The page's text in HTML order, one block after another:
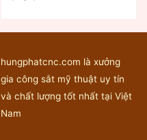
hungphatcnc.com là xưởng
gia công sắt mỹ thuật uy tín
và chất lượng tốt nhất tại Việt
Nam